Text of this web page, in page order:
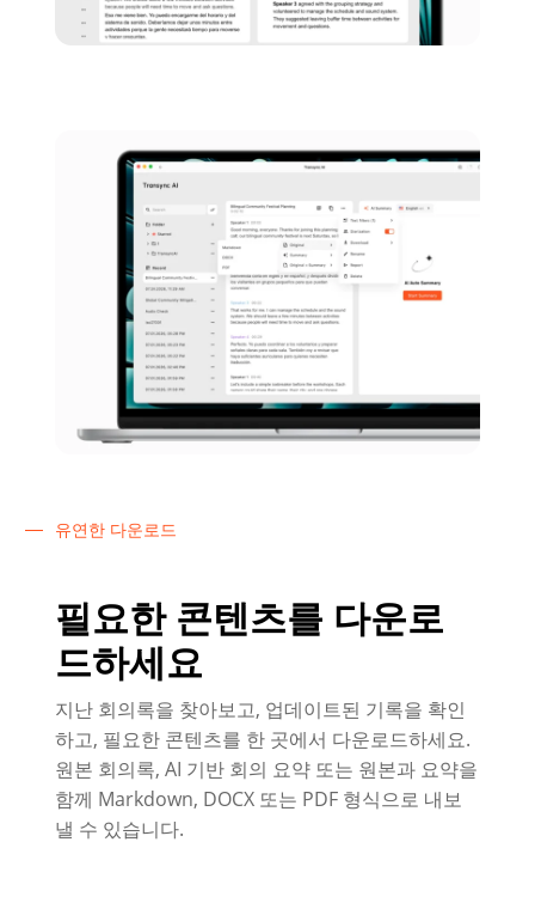
유연한 다운로드
필요한 콘텐츠를 다운로
드하세요
지난 회의록을 찾아보고, 업데이트된 기록을 확인
하고, 필요한 콘텐츠를 한 곳에서 다운로드하세요.
원본 회의록, AI 기반 회의 요약 또는 원본과 요약을
함께 Markdown, DOCX 또는 PDF 형식으로 내보
낼 수 있습니다.